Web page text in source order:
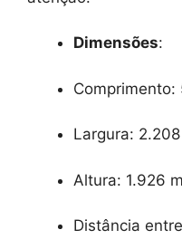
Dimensões:
Comprimento:
Largura:
Altura: 1.926
Distância